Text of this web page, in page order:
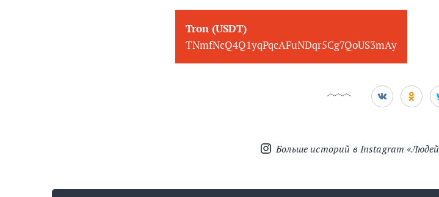
Tron (USDT)
TNmfNcQ4Q1yqPqcAFuNDqr5Cg7QoUS3mAy
Больше историй в Instagram